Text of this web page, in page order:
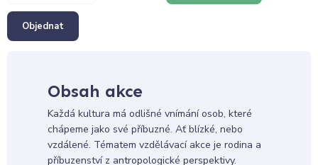
Objednat
Obsah akce
Každá kultura má odlišné vnímání osob, které
chápeme jako své příbuzné. Ať blízké, nebo
vzdálené. Tématem vzdělávací akce je rodina a
příbuzenství z antropologické perspektivy.